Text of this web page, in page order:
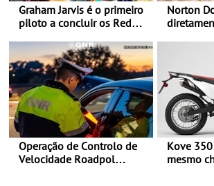
Graham Jarvis é o primeiro
piloto a concluir os Red
moto elétrica
Norton
Operação de Controlo de
Velocidade Roadpol
Kove
mesmo